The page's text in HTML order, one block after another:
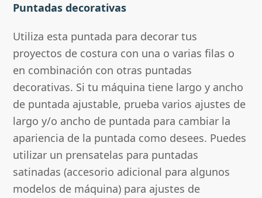
Puntadas decorativas
Utiliza esta puntada para decorar tus
proyectos de costura con una o varias filas o
en combinación con otras puntadas
decorativas. Si tu máquina tiene largo y ancho
de puntada ajustable, prueba varios ajustes de
largo y/o ancho de puntada para cambiar la
apariencia de la puntada como desees. Puedes
utilizar un prensatelas para puntadas
satinadas (accesorio adicional para algunos
modelos de máquina) para ajustes de